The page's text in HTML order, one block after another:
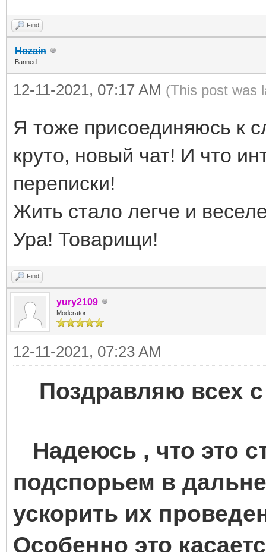
Find
Hozain
Banned
12-11-2021, 07:17 AM (This post was
Я тоже присоединяюсь к
круто, новый чат! И что
переписки!
Жить стало легче и
Ура! Товарищи!
Find
yury2109
Moderator
12-11-2021, 07:23 AM
Поздравляю всех с
Надеюсь , что это
подспорьем в
ускорить их
Особенно это